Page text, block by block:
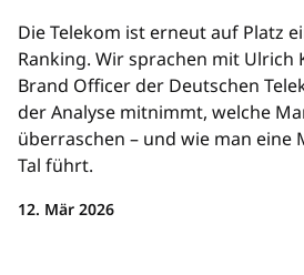
Die Telekom ist erneut auf Platz
Ranking. Wir sprachen mit Ulrich
Brand Officer der Deutschen
der Analyse mitnimmt, welche
überraschen – und wie man eine
Tal führt.
12. Mär 2026